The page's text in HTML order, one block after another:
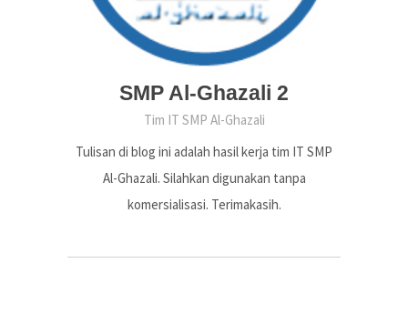
SMP Al-Ghazali 2
Tim IT SMP Al-Ghazali
Tulisan di blog ini adalah hasil kerja tim IT SMP
Al-Ghazali. Silahkan digunakan tanpa
komersialisasi. Terimakasih.